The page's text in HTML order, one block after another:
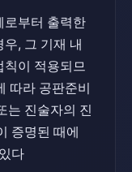
로부터 출력한
, 그 기재 내
칙이 적용되므
따라 공판준비
는 진술자의 진
증명된 때에
다